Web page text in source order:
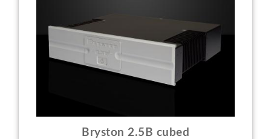
Bryston 2.5B cubed